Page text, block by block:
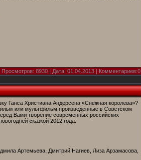
Просмотров: 8930 | Дата: 01.04.2013 | Комментариев:0
Ганса Христиана Андерсена «Снежная королева»?
или мультфильм произведенные в Советском
Вами творение современных российских
сказкой 2012 года.
Артемьева, Дмитрий Нагиев, Лиза Арзамасова,